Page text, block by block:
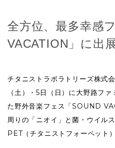
全方位、最多幸感
VACATION」に出
チタニストラボラトリーズ株式
（土）・5日（日）に大野路フ
た野外音楽フェス「SOUND
周りの「ニオイ」と菌・ウイル
PET（チタニストフォーペット